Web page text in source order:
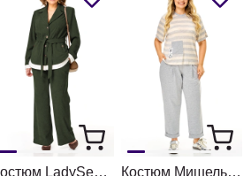
Костюм LadySecret 26251 хаки Костюм Мишель Шик 1452 серый+полоска